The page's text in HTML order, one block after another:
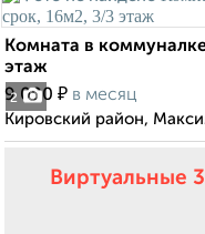
2
Комната в
этаж
9 000 ₽ в месяц
Кировский район,
Виртуальные